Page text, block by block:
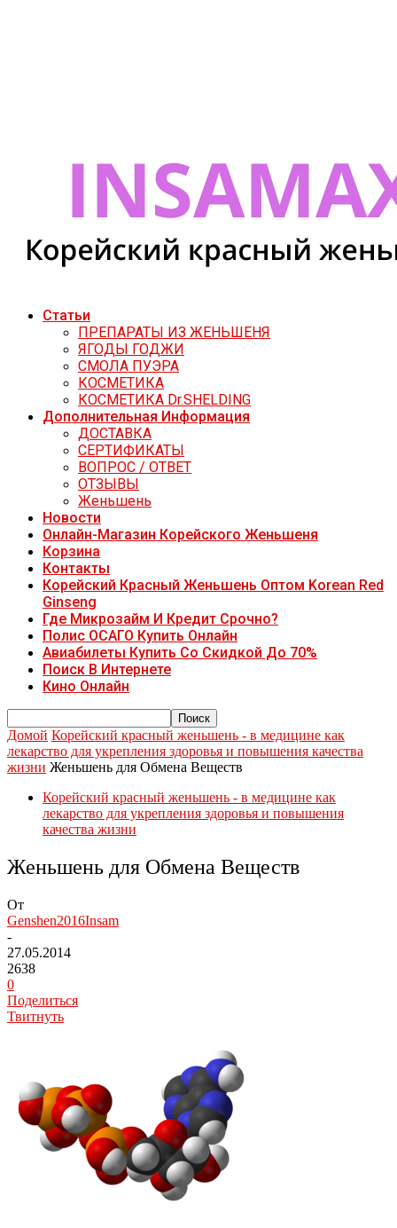
Статьи
ПРЕПАРАТЫ ИЗ ЖЕНЬШЕНЯ
ЯГОДЫ ГОДЖИ
СМОЛА ПУЭРА
КОСМЕТИКА
КОСМЕТИКА Dr.SHELDING
Дополнительная Информация
ДОСТАВКА
СЕРТИФИКАТЫ
ВОПРОС / ОТВЕТ
ОТЗЫВЫ
Женьшень
Новости
Онлайн-Магазин Корейского Женьшеня
Корзина
Контакты
Корейский Красный Женьшень Оптом Korean Red
Ginseng
Где Микрозайм И Кредит Срочно?
Полис ОСАГО Купить Онлайн
Авиабилеты Купить Со Скидкой До 70%
Поиск В Интернете
Кино Онлайн
Домой Корейский красный женьшень - в медицине как
лекарство для укрепления здоровья и повышения качества
жизни Женьшень для Обмена Веществ
Корейский красный женьшень - в медицине как
лекарство для укрепления здоровья и повышения
качества жизни
Женьшень для Обмена Веществ
От
Genshen2016Insam
-
27.05.2014
2638
0
Поделиться
Твитнуть